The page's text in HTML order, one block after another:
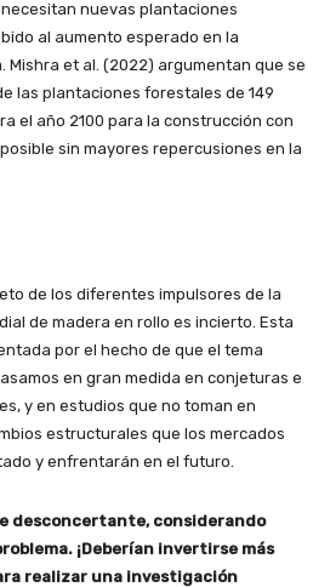
nuevas plantaciones
al aumento esperado en la
Mishra et al. (2022) argumentan que se
las plantaciones forestales de 149
el año 2100 para la construcción con
sin mayores repercusiones en la
de los diferentes impulsores de la
de madera en rollo es incierto. Esta
por el hecho de que el tema
en gran medida en conjeturas e
y en estudios que no toman en
estructurales que los mercados
y enfrentarán en el futuro.
desconcertante, considerando
¡Deberían invertirse más
realizar una investigación